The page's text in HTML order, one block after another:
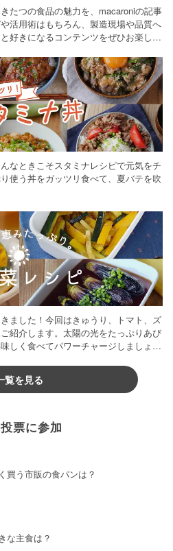
たつの食品の魅力を、macaroniの記事
活用術はもちろん、製造現場や品質へ
好きになるコンテンツをぜひお楽しみ
なときこそスタミナレシピで元気をチ
使う丼をガッツリ食べて、夏バテを吹
ました！今回はきゅうり、トマト、ズ
紹介します。太陽の光をたっぷりあび
しく食べてパワーチャージしましょう
覧を見る
票に参加
買う市販の食パンは？
な主食は？